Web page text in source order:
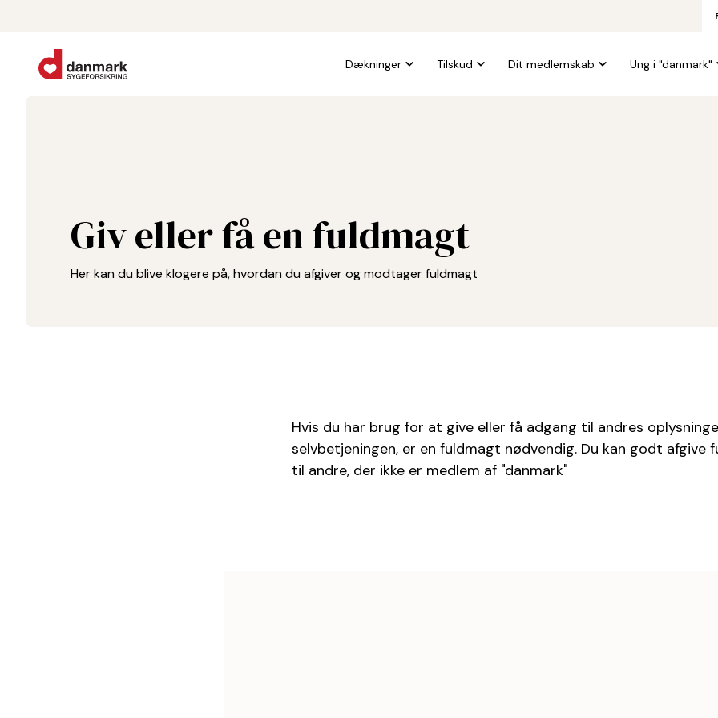
Dækninger Tilskud Dit medlemskab Ung i "danmark"
Giv eller få en fuldmagt
Her kan du blive klogere på, hvordan du afgiver og modtager fuldmagt
Hvis du har brug for at give eller få adgang til andres
selvbetjeningen, er en fuldmagt nødvendig. Du kan godt afgive
til andre, der ikke er medlem af "danmark"